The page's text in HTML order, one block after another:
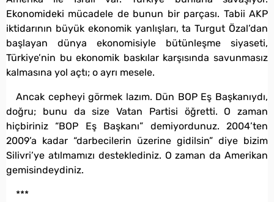
Ekonomideki mücadele de bunun bir parçası. Tabii AKP
iktidarının büyük ekonomik yanlışları, ta Turgut Özal’dan
başlayan dünya ekonomisiyle bütünleşme siyaseti,
Türkiye’nin bu ekonomik baskılar karşısında savunmasız
kalmasına yol açtı; o ayrı mesele.
Ancak cepheyi görmek lazım. Dün BOP Eş Başkanıydı,
doğru; bunu da size Vatan Partisi öğretti. O zaman
hiçbiriniz “BOP Eş Başkanı” demiyordunuz. 2004’ten
2009’a kadar “darbecilerin üzerine gidilsin” diye bizim
Silivri’ye atılmamızı desteklediniz. O zaman da Amerikan
gemisindeydiniz.
***